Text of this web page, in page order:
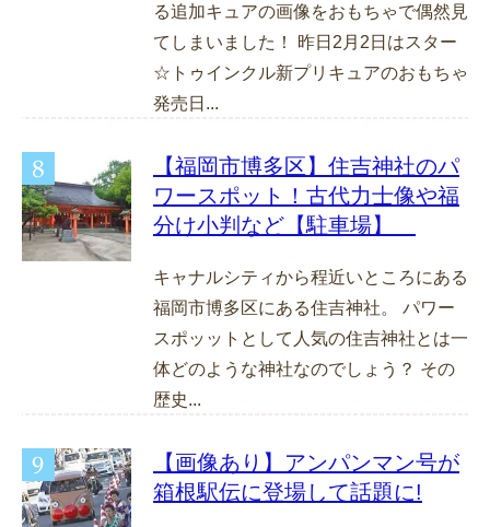
る追加キュアの画像をおもちゃで偶然見
てしまいました！ 昨日2月2日はスター
☆トゥインクル新プリキュアのおもちゃ
発売日...
【福岡市博多区】住吉神社のパ
ワースポット！古代力士像や福
分け小判など【駐車場】
キャナルシティから程近いところにある
福岡市博多区にある住吉神社。 パワー
スポッットとして人気の住吉神社とは一
体どのような神社なのでしょう？ その
歴史...
【画像あり】アンパンマン号が
箱根駅伝に登場して話題に!